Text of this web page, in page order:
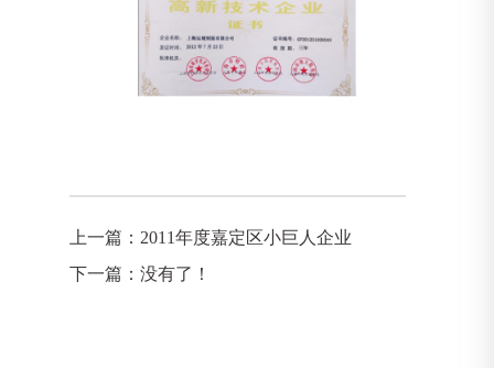
上一篇： 2011年度嘉定区小巨人企业
下一篇：没有了！